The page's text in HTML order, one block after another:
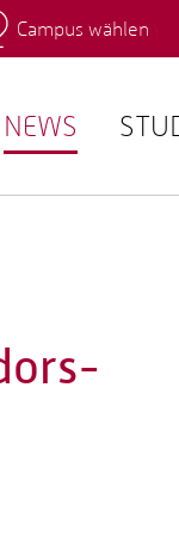
Campus wählen
NEWS